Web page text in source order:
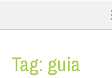
Tag: guia